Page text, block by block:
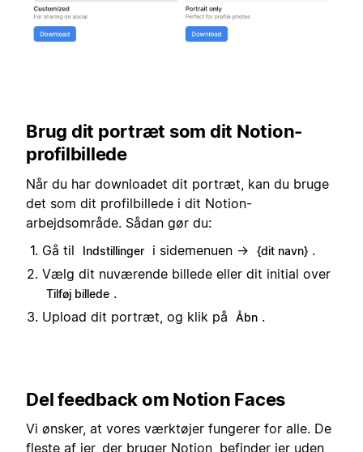
Brug dit portræt som dit Notion-
profilbillede
Når du har downloadet dit portræt, kan du bruge
det som dit profilbillede i dit Notion-
arbejdsområde. Sådan gør du:
Gå til
Indstillinger i sidemenuen → {dit navn} .
Vælg dit nuværende billede eller dit initial over
Tilføj billede .
Upload dit portræt, og klik på
Åbn .
Del feedback om Notion Faces
Vi ønsker, at vores værktøjer fungerer for alle. De
fleste af jer, der bruger Notion, befinder jer uden